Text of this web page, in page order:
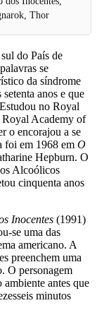
Thor
do País de
se
da síndrome
anos e que
no Royal
Royal Academy of
o encorajou a se
foi em 1968 em O
Hepburn. O
Alcoólicos
cinquenta anos
Inocentes (1991)
se uma das
americano. A
preenchem uma
O personagem
ambiente antes que
minutos